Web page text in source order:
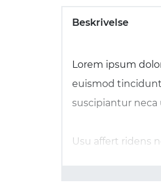
Beskrivelse
Lorem ipsum
euismod
suscipiantur neca
Usu affert ridens
feugait